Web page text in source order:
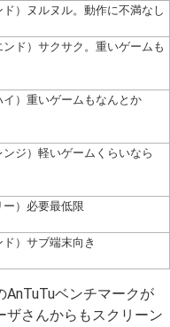
ド）ヌルヌル。動作に不満なし
ンド）サクサク。重いゲームも
イ）重いゲームもなんとか
ンジ）軽いゲームくらいなら
ー）必要最低限
ド）サブ端末向き
ベンチマークが
ザさんからもスクリーン